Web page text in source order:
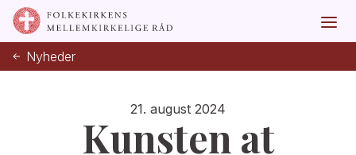
Nyheder
21. august 2024
Kunsten at